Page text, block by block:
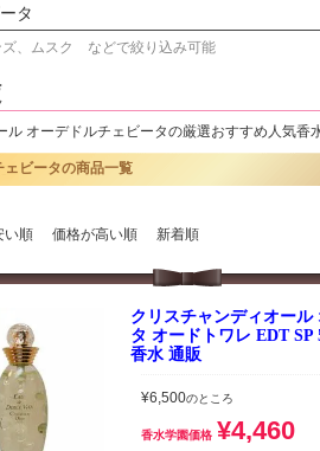
、ムスク などで絞り込み可能
ル オーデドルチェビータの厳選おすすめ人気
ェビータの商品一覧
い順 価格が高い順 新着順
クリスチャンディオー
タ オードトワレ EDT
香水 通販
¥6,500のところ
香水学園価格 ¥4,460
か
て
好きな香水を、いろいろ少
量試せるところが魅力でし
気持ち